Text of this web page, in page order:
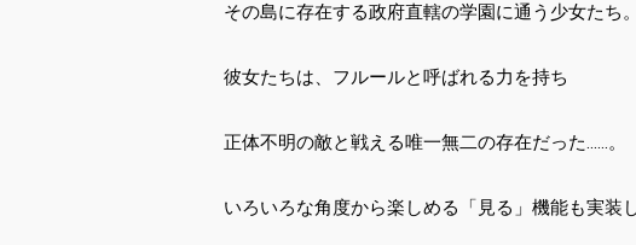
その島に存在する政府直轄の学園に通う少女たち。
彼女たちは、フルールと呼ばれる力を持ち
正体不明の敵と戦える唯一無二の存在だった……。
いろいろな角度から楽しめる「見る」機能も実装